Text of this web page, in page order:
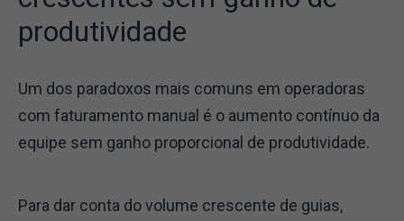
produtividade
Um dos paradoxos mais comuns em operadoras
com faturamento manual é o aumento contínuo da
equipe sem ganho proporcional de produtividade.
Para dar conta do volume crescente de guias,